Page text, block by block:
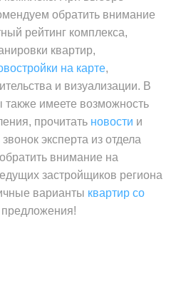
обратить внимание
рейтинг комплекса,
квартир,
на карте,
и визуализации. В
также имеете возможность
прочитать новости и
эксперта из отдела
внимание на
застройщиков региона
варианты квартир со